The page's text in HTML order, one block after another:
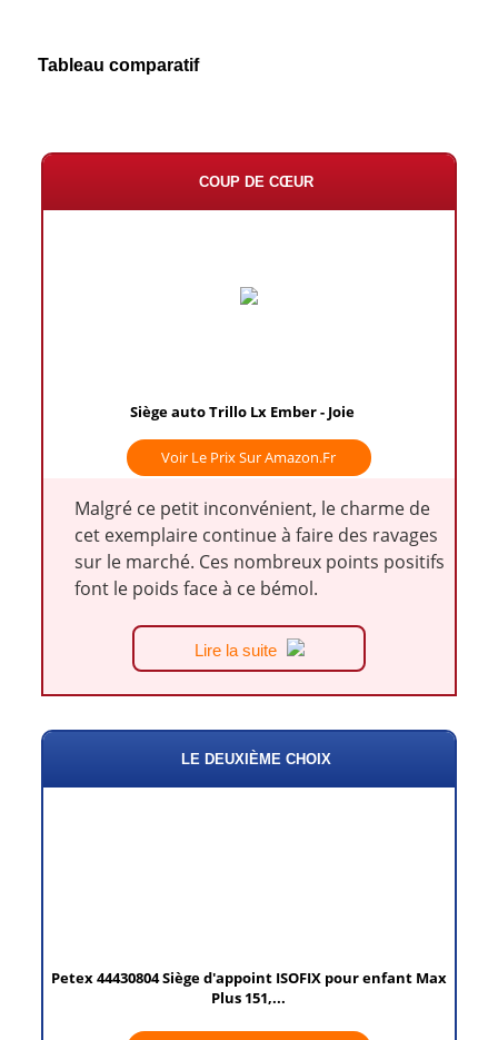
Tableau comparatif
COUP DE CŒUR
Siège auto Trillo Lx Ember - Joie
Voir Le Prix Sur Amazon.fr
Malgré ce petit inconvénient, le charme de
cet exemplaire continue à faire des ravages
sur le marché. Ces nombreux points positifs
font le poids face à ce bémol.
Lire la suite
LE DEUXIÈME CHOIX
Petex 44430804 Siège d'appoint ISOFIX pour enfant Max
Plus 151,...